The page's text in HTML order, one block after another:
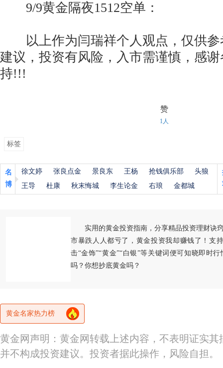
9/9黄金隔夜1512空单：
以上作为闫瑞祥个人观点，仅供参
建议，投资有风险，入市需谨慎，感
持!!!
赞
1人
标签
名
博
徐文婷 张良点金 景良东 王杨 抢钱俱乐部
头狼
王导
杜康 秋末悔城 李生论金 右琅 金都城
实用的黄金投资指南，分享精品投资理财诀
市暴跌人人都亏了，黄金投资我却赚钱了！支
击“金饰”“黄金”“白银”等关键词便可知晓即时
吗？你想抄底黄金吗？
黄金名家热力榜
黄金网声明：黄金网转载上述内容，不表明证实
并不构成投资建议。投资者据此操作，风险自担。